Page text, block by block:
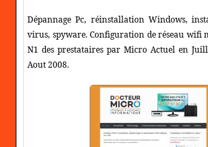
Dépannage Pc, réinstallation Windows,
virus, spyware. Configuration de réseau wifi
N1 des prestataires par Micro Actuel en
Aout 2008.